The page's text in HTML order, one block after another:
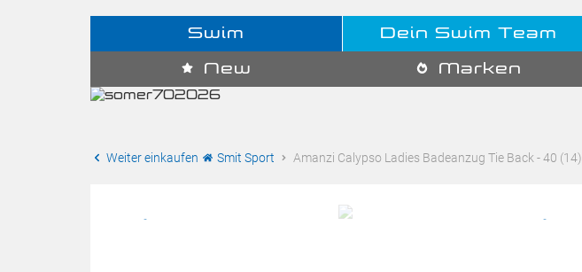
Swim Dein Swim Team
New Marken
Weiter einkaufen Smit Sport Amanzi Calypso Ladies Badeanzug Tie Back - 40 (14)